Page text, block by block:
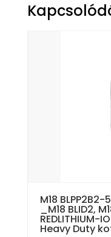
M18
_M18 BLID2,
Heavy Duty